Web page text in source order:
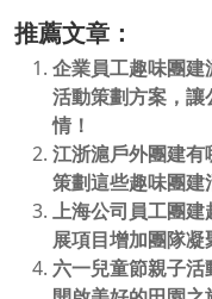
推薦文章：
企業員工趣味團
活動策劃方案，
情！
江浙滬戶外團建
策劃這些趣味團建
上海公司員工團
展項目增加團隊凝
六一兒童節親子